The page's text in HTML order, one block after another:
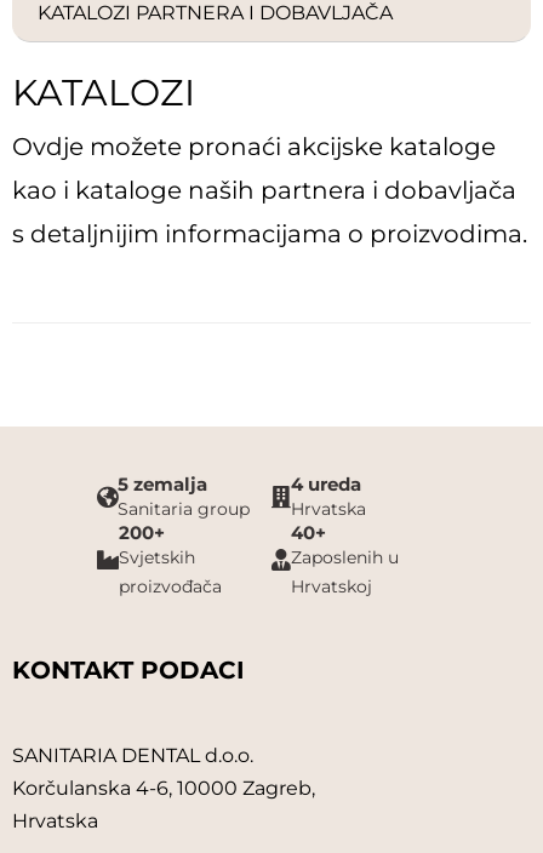
KATALOZI PARTNERA I DOBAVLJAČA
KATALOZI
Ovdje možete pronaći akcijske kataloge
kao i kataloge naših partnera i dobavljača
s detaljnijim informacijama o proizvodima.
5 zemalja
Sanitaria group
4 ureda
Hrvatska
200+
Svjetskih
proizvođača
40+
Zaposlenih u
Hrvatskoj
KONTAKT PODACI
SANITARIA DENTAL d.o.o.
Korčulanska 4-6, 10000 Zagreb,
Hrvatska